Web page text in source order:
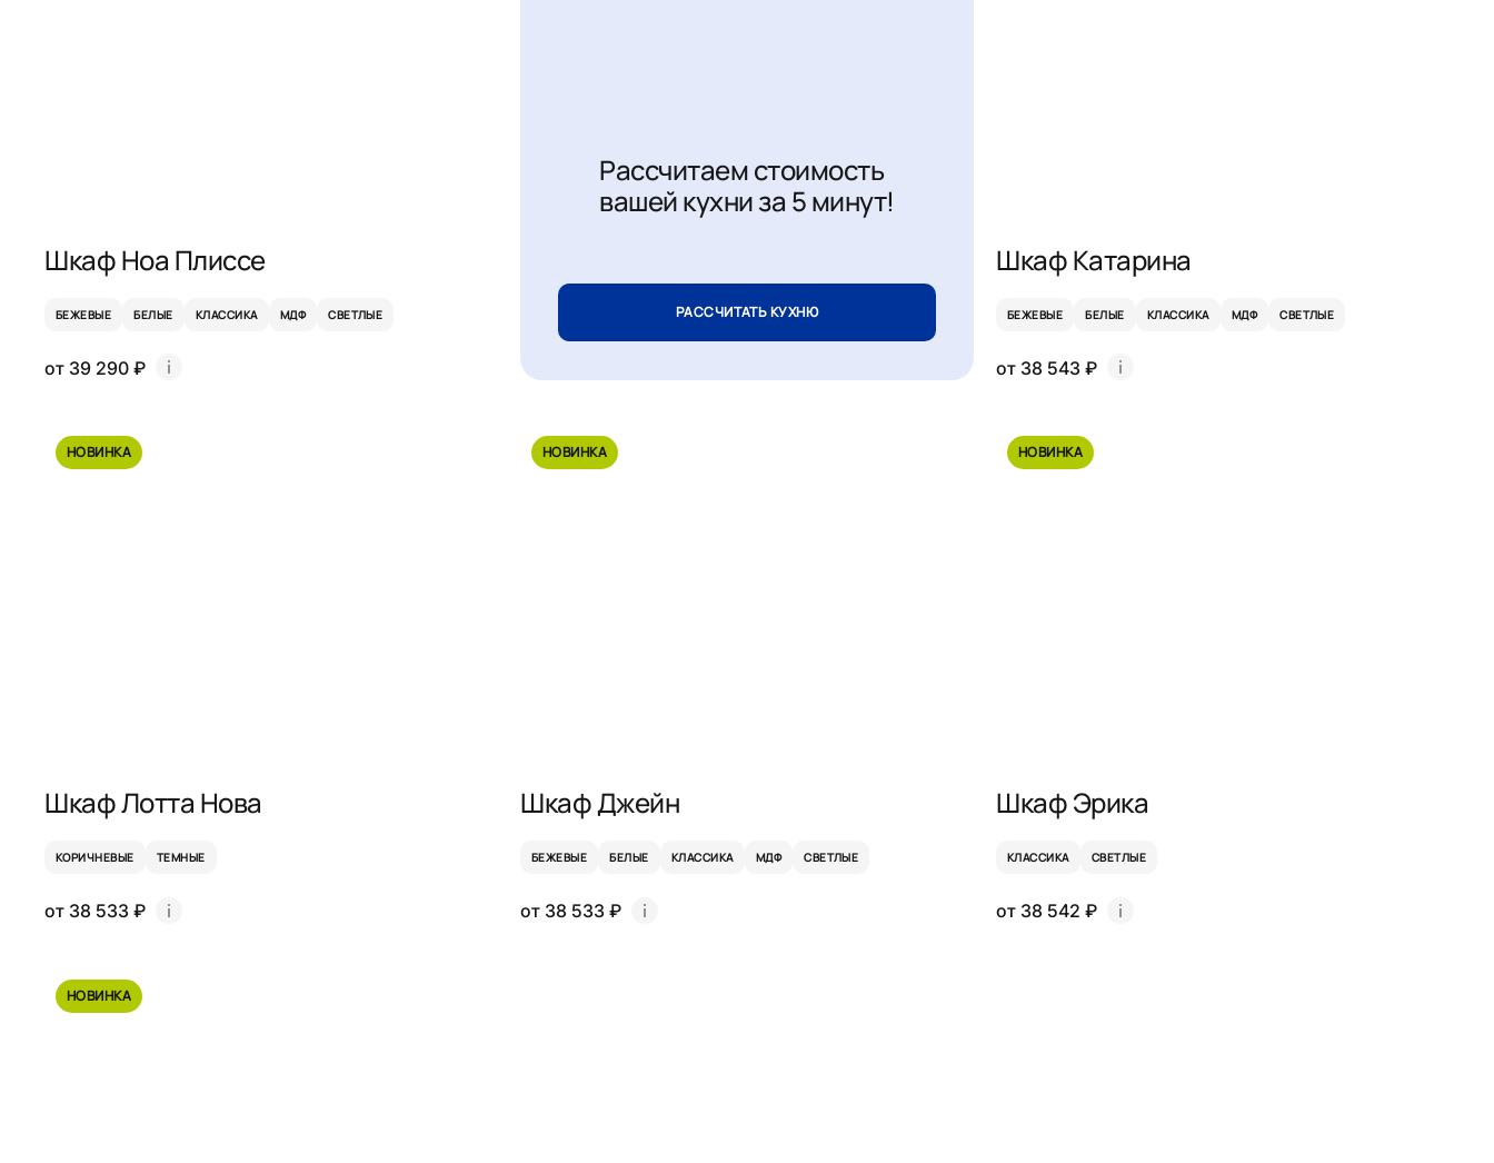
Шкаф Ноа Плиссе
БЕЖЕВЫЕ БЕЛЫЕ КЛАССИКА МДФ СВЕТЛЫЕ
от 39 290 ₽
Рассчитаем стоимость
вашей кухни за 5 минут!
РАССЧИТАТЬ КУХНЮ
Шкаф Катарина
БЕЖЕВЫЕ БЕЛЫЕ КЛАССИКА МДФ СВЕТЛЫЕ
от 38 543 ₽
НОВИНКА
Шкаф Лотта Нова
КОРИЧНЕВЫЕ ТЕМНЫЕ
от 38 533 ₽
НОВИНКА
Шкаф Джейн
БЕЖЕВЫЕ БЕЛЫЕ КЛАССИКА МДФ СВЕТЛЫЕ
от 38 533 ₽
НОВИНКА
Шкаф Эрика
КЛАССИКА СВЕТЛЫЕ
от 38 542 ₽
НОВИНКА